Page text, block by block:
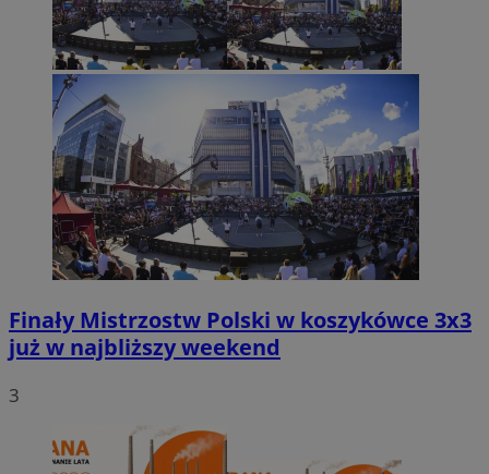
Finały Mistrzostw Polski w koszykówce 3x3
już w najbliższy weekend
3